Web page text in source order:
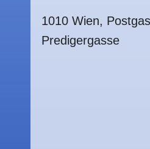
1010 Wien,
Predigergasse